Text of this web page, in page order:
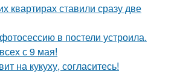
квартирах ставили сразу две
в постели устроила.
с 9 мая!
на кукуху, согласитесь!